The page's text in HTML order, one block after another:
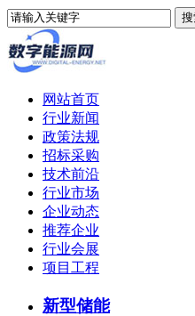
网站首页
行业新闻
政策法规
招标采购
技术前沿
行业市场
企业动态
推荐企业
行业会展
项目工程
新型储能